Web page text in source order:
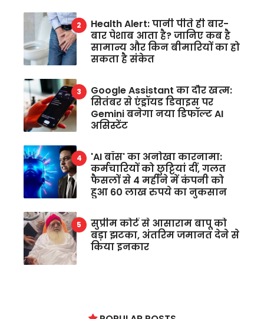
Health Alert: पानी पीते ही बार-
बार पेशाब आता है? जानिए कब है
सामान्य और किन बीमारियों का हो
सकता है संकेत
Google Assistant का दौर खत्म:
सितंबर से एंड्रॉयड डिवाइस पर
Gemini बनेगा नया डिफॉल्ट AI
असिस्टेंट
'AI बॉस' का अनोखा कारनामा:
कर्मचारियों को छुट्टियां दीं, गलत
फैसलों से 4 महीने में कंपनी को
हुआ 60 लाख रुपये का नुकसान
सुप्रीम कोर्ट से आसाराम बापू को
बड़ा झटका, अंतरिम जमानत देने से
किया इनकार